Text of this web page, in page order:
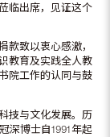
临出席，见证这个
款致以衷心感激，
教育及实践全人教
院工作的认同与鼓
技与文化发展。历
深博士自1991年起